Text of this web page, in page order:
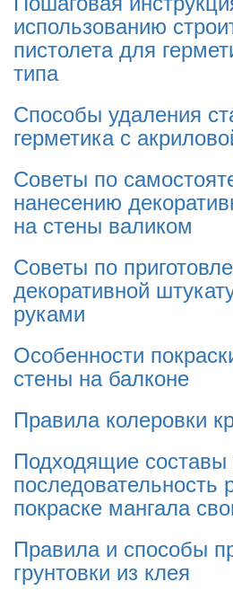
использованию
пистолета для
типа
Способы удаления
герметика с
Советы по
нанесению
на стены валиком
Советы по
декоративной
руками
Особенности
стены на балконе
Правила колеровки
Подходящие составы
последовательность
покраске мангала
Правила и способы
грунтовки из клея